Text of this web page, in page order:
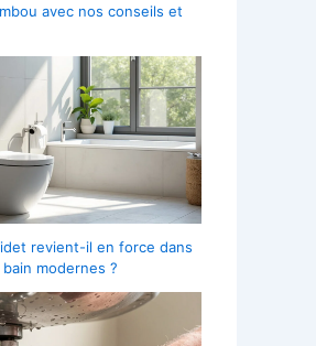
avec nos conseils et
revient-il en force dans
modernes ?